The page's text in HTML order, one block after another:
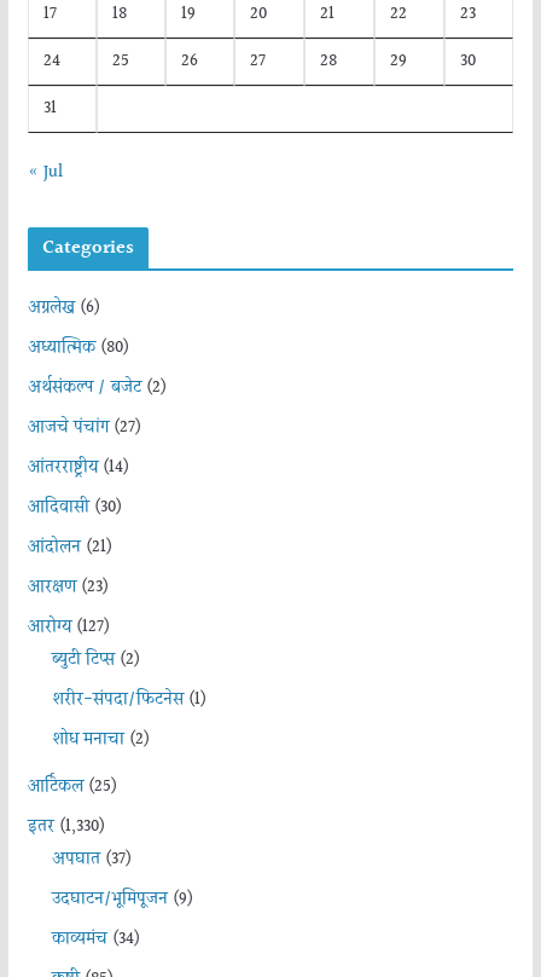
17
18 19 20 21 22
23
24
25 26 27 28 29
30
31
« Jul
Categories
अग्रलेख(6)
अध्यात्मिक(80)
अर्थसंकल्प / बजेट(2)
आजचे पंचांग(27)
आंतरराष्ट्रीय(14)
आदिवासी(30)
आंदोलन(21)
आरक्षण(23)
आरोग्य(127)
ब्युटी टिप्स(2)
शरीर-संपदा/फिटनेस(1)
शोध मनाचा(2)
आर्टिकल(25)
इतर(1,330)
अपघात(37)
उदघाटन/भूमिपूजन(9)
काव्यमंच(34)